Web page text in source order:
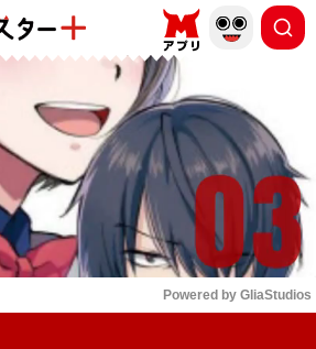
もっと読む
Powered by GliaStudios